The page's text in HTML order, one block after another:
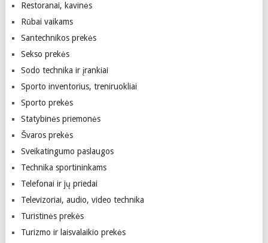
Restoranai, kavinės
Rūbai vaikams
Santechnikos prekės
Sekso prekės
Sodo technika ir įrankiai
Sporto inventorius, treniruokliai
Sporto prekės
Statybinės priemonės
Švaros prekės
Sveikatingumo paslaugos
Technika sportininkams
Telefonai ir jų priedai
Televizoriai, audio, video technika
Turistinės prekės
Turizmo ir laisvalaikio prekės